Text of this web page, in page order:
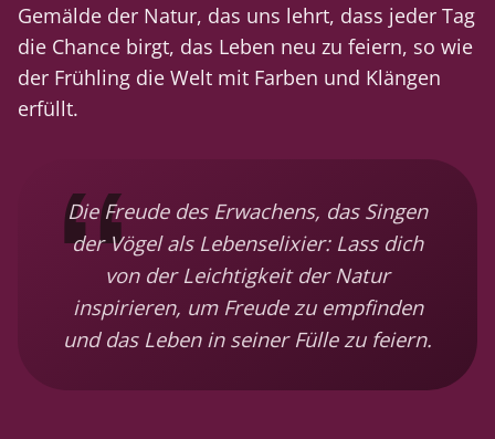
Gemälde der Natur, das uns lehrt, dass jeder Tag
die Chance birgt, das Leben neu zu feiern, so wie
der Frühling die Welt mit Farben und Klängen
erfüllt.
Die Freude des Erwachens, das Singen
der Vögel als Lebenselixier: Lass dich
von der Leichtigkeit der Natur
inspirieren, um Freude zu empfinden
und das Leben in seiner Fülle zu feiern.